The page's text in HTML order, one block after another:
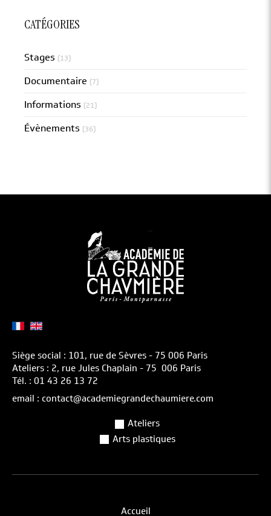
CATÉGORIES
Stages (13)
Documentaire (7)
Informations (21)
Évènements (36)
Siège social : 101, rue de Sèvres - 75 006 Paris
Ateliers : 2, rue Jules Chaplain - 75 006 Paris
Tél. : 01 43 26 13 72
email : contact@academiegrandechaumiere.com
Ateliers
Arts plastiques
Accueil